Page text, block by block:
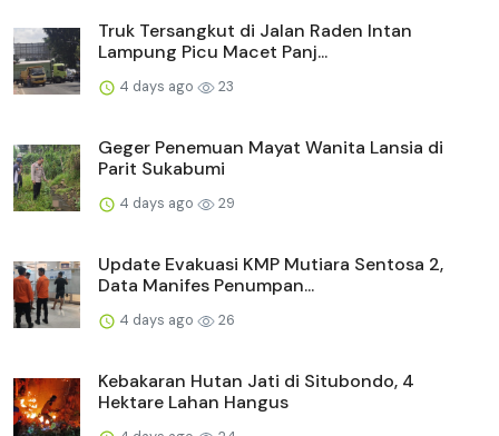
Truk Tersangkut di Jalan Raden Intan
Lampung Picu Macet Panj...
4 days ago 23
Geger Penemuan Mayat Wanita Lansia di
Parit Sukabumi
4 days ago 29
Update Evakuasi KMP Mutiara Sentosa 2,
Data Manifes Penumpan...
4 days ago 26
Kebakaran Hutan Jati di Situbondo, 4
Hektare Lahan Hangus